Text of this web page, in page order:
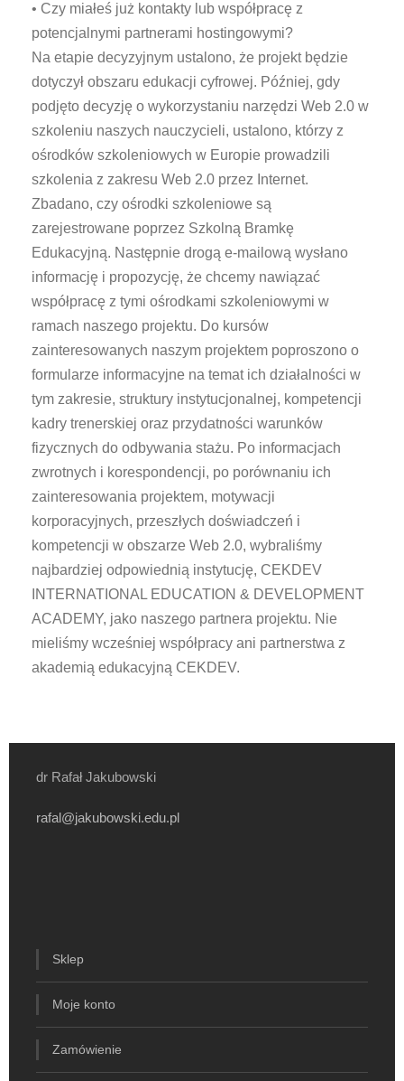
• Czy miałeś już kontakty lub współpracę z
potencjalnymi partnerami hostingowymi?
Na etapie decyzyjnym ustalono, że projekt będzie
dotyczył obszaru edukacji cyfrowej. Później, gdy
podjęto decyzję o wykorzystaniu narzędzi Web 2.0 w
szkoleniu naszych nauczycieli, ustalono, którzy z
ośrodków szkoleniowych w Europie prowadzili
szkolenia z zakresu Web 2.0 przez Internet.
Zbadano, czy ośrodki szkoleniowe są
zarejestrowane poprzez Szkolną Bramkę
Edukacyjną. Następnie drogą e-mailową wysłano
informację i propozycję, że chcemy nawiązać
współpracę z tymi ośrodkami szkoleniowymi w
ramach naszego projektu. Do kursów
zainteresowanych naszym projektem poproszono o
formularze informacyjne na temat ich działalności w
tym zakresie, struktury instytucjonalnej, kompetencji
kadry trenerskiej oraz przydatności warunków
fizycznych do odbywania stażu. Po informacjach
zwrotnych i korespondencji, po porównaniu ich
zainteresowania projektem, motywacji
korporacyjnych, przeszłych doświadczeń i
kompetencji w obszarze Web 2.0, wybraliśmy
najbardziej odpowiednią instytucję, CEKDEV
INTERNATIONAL EDUCATION & DEVELOPMENT
ACADEMY, jako naszego partnera projektu. Nie
mieliśmy wcześniej współpracy ani partnerstwa z
akademią edukacyjną CEKDEV.
dr Rafał Jakubowski
rafal@jakubowski.edu.pl
Sklep
Moje konto
Zamówienie